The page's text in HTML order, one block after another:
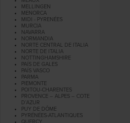
MELLINGEN
MENORCA
MIDI - PYRENÉES
MURCIA
NAVARRA
NORMANDIA
NORTE CENTRAL DE ITALIA
NORTE DE ITALIA
NOTTINGHAMSHIRE
PAÍS DE GALES
PAÍS VASCO
PARMA
PIEMONTE
POITOU-CHARENTES
PROVENCE – ALPES – COTE
D’AZUR
PUY DE DÔME
PYRÉNÉES-ATLANTIQUES